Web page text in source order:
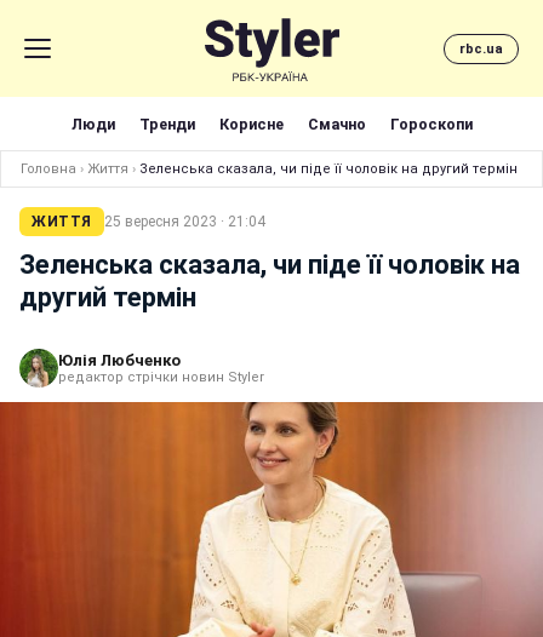
rbc.ua
Люди Тренди Корисне Смачно Гороскопи
Головна › Життя › Зеленська сказала, чи піде її чоловік на другий термін
ЖИТТЯ 25 вересня 2023 · 21:04
Зеленська сказала, чи піде її чоловік на
другий термін
Юлія Любченко
редактор стрічки новин Styler